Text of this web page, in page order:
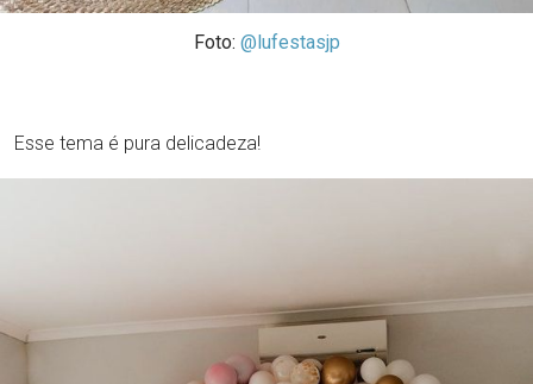
Foto: @lufestasjp
Esse tema é pura delicadeza!